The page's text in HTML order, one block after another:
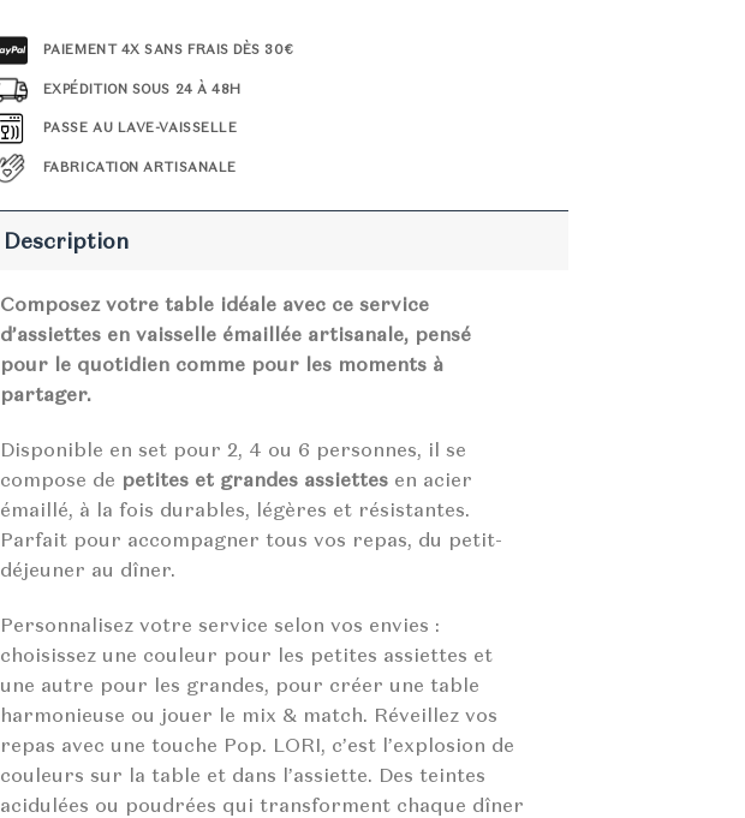
PAIEMENT 4X SANS FRAIS DÈS 30€
EXPÉDITION SOUS 24 À 48H
PASSE AU LAVE-VAISSELLE
FABRICATION ARTISANALE
Description
Composez votre table idéale avec ce service
d’assiettes en vaisselle émaillée artisanale, pensé
pour le quotidien comme pour les moments à
partager.
Disponible en set pour 2, 4 ou 6 personnes, il se
compose de petites et grandes assiettesen acier
émaillé, à la fois durables, légères et résistantes.
Parfait pour accompagner tous vos repas, du petit-
déjeuner au dîner.
Personnalisez votre service selon vos envies :
choisissez une couleur pour les petites assiettes et
une autre pour les grandes, pour créer une table
harmonieuse ou jouer le mix & match. Réveillez vos
repas avec une touche Pop. LORI, c’est l’explosion de
couleurs sur la table et dans l’assiette. Des teintes
acidulées ou poudrées qui transforment chaque dîner